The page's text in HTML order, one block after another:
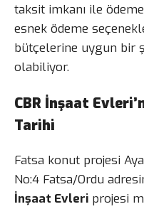
taksit imkanı ile ödeme
esnek ödeme
bütçelerine uygun bir
olabiliyor.
CBR İnşaat
Tarihi
Fatsa konut projesi
No:4 Fatsa/Ordu
İnşaat Evleri projesi